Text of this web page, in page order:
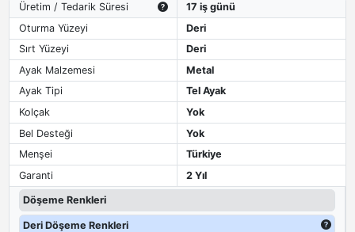
Üretim / Tedarik Süresi
17 iş günü
Oturma Yüzeyi
Deri
Sırt Yüzeyi
Deri
Ayak Malzemesi
Metal
Ayak Tipi
Tel Ayak
Kolçak
Yok
Bel Desteği
Yok
Menşei
Türkiye
Garanti
2 Yıl
Döşeme Renkleri
Deri Döşeme Renkleri